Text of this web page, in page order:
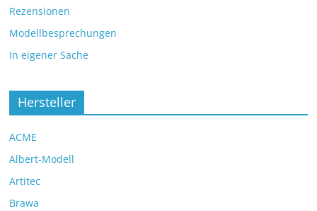
Rezensionen
Modellbesprechungen
In eigener Sache
Hersteller
ACME
Albert-Modell
Artitec
Brawa